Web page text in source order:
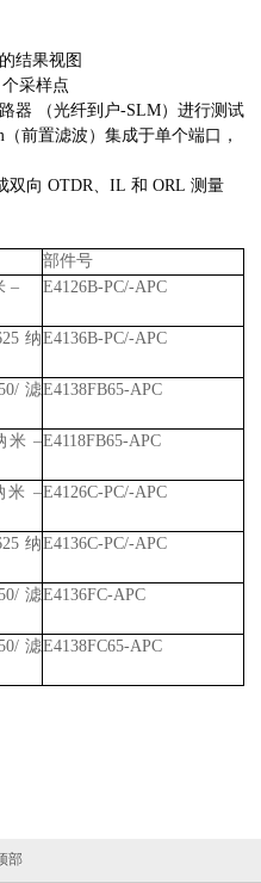
结果视图
个采样点
器 （光纤到户-SLM）进行测试
（前置滤波）集成于单个端口，
双向 OTDR 、IL和 ORL测量
部件号
–
E4126B-PC/-APC
纳E4136B-PC/-APC
滤E4138FB65-APC
米 –E4118FB65-APC
米 –E4126C-PC/-APC
纳E4136C-PC/-APC
滤E4136FC-APC
滤E4138FC65-APC
部